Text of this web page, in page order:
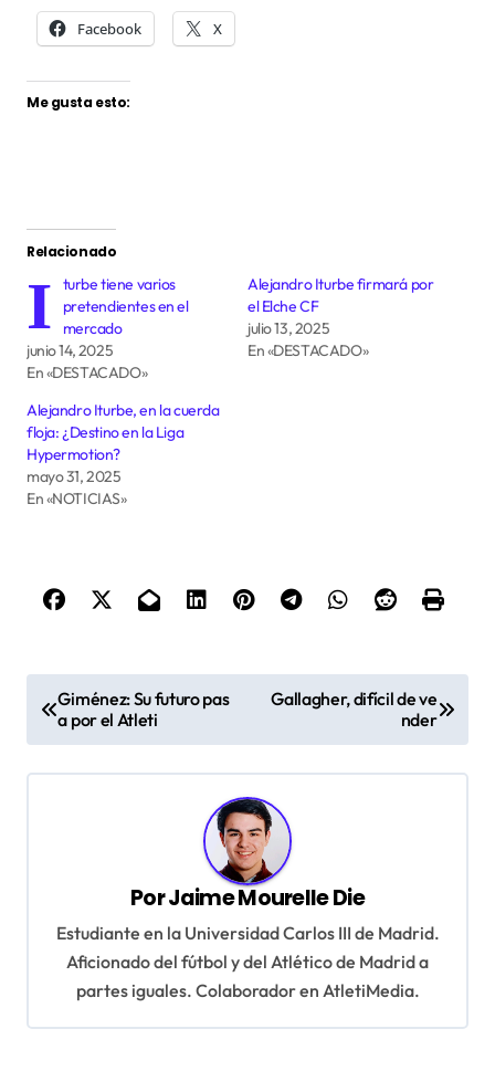
Facebook X
Me gusta esto:
Relacionado
I
turbe tiene varios
pretendientes en el
mercado
junio 14, 2025
En «DESTACADO»
Alejandro Iturbe firmará por
el Elche CF
julio 13, 2025
En «DESTACADO»
Alejandro Iturbe, en la cuerda
floja: ¿Destino en la Liga
Hypermotion?
mayo 31, 2025
En «NOTICIAS»
v
n
Giménez: Su futuro pas
a por el Atleti
Gallagher, difícil de ve
nder
PorJaime Mourelle Die
Estudiante en la Universidad Carlos III de Madrid.
Aficionado del fútbol y del Atlético de Madrid a
partes iguales. Colaborador en AtletiMedia.